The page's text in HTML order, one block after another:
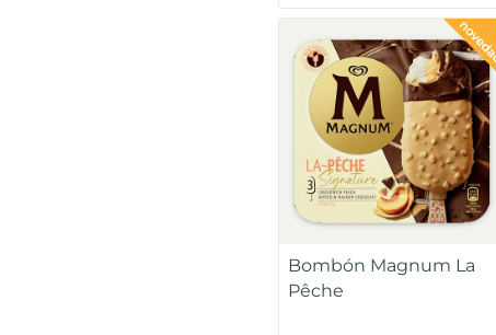
Bombón Magnum La
Pêche